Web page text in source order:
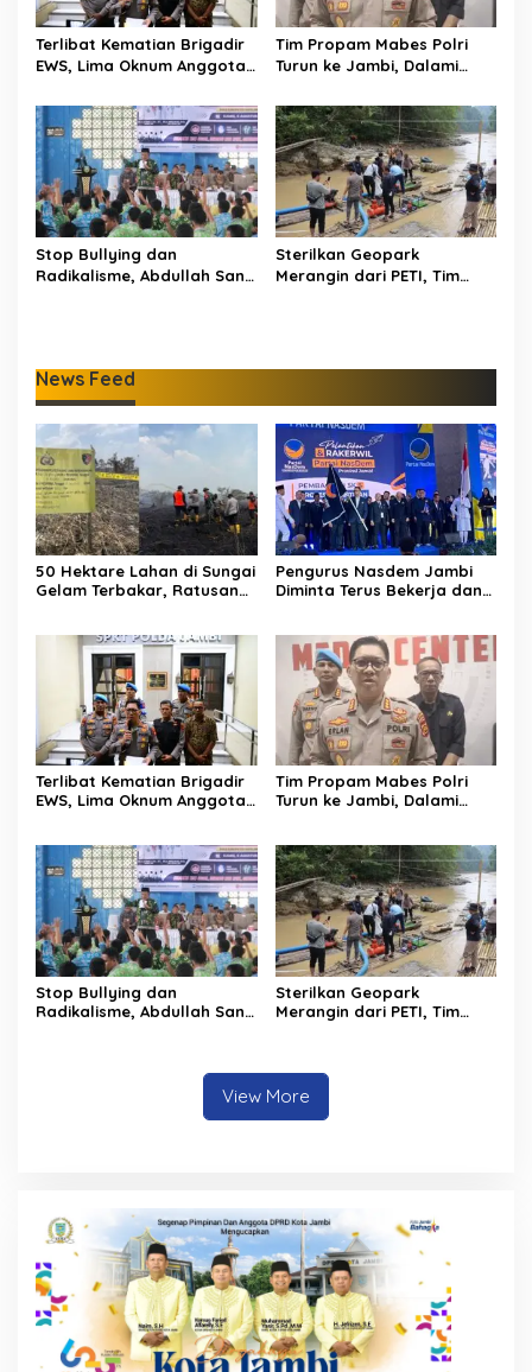
Terlibat Kematian Brigadir
EWS, Lima Oknum Anggota
Tim Propam Mabes Polri
Turun ke Jambi, Dalami
Rekrutmen Polri
Stop Bullying dan
Radikalisme, Abdullah Sani
Sterilkan Geopark
Merangin dari PETI, Tim
News Feed
50 Hektare Lahan di Sungai
Gelam Terbakar, Ratusan
Lakukan Pemadaman
Pengurus Nasdem Jambi
Diminta Terus Bekerja dan
Terlibat Kematian Brigadir
EWS, Lima Oknum Anggota
Tim Propam Mabes Polri
Turun ke Jambi, Dalami
Stop Bullying dan
Radikalisme, Abdullah Sani
Sterilkan Geopark
Merangin dari PETI, Tim
View More